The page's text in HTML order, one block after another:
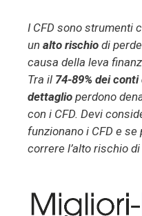
I CFD sono strumenti
un alto rischio di
causa della leva
Tra il 74-89% dei
dettaglio perdono
con i CFD. Devi
funzionano i CFD e
correre l’alto rischio